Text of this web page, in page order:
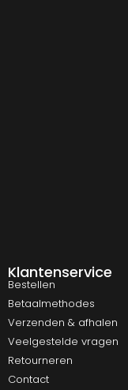
Klantenservice
Bestellen
Betaalmethodes
Verzenden & afhalen
Veelgestelde vragen
Retourneren
Contact